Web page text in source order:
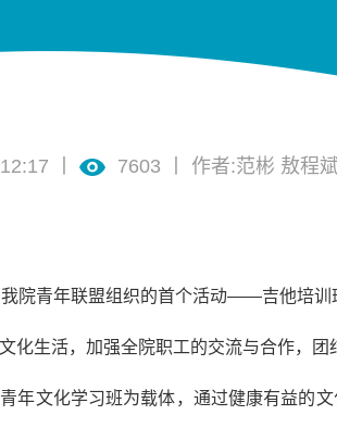
丨 7603 丨 作者:范彬 敖程
院青年联盟组织的首个活动——吉他培训
化生活，加强全院职工的交流与合作，团
年文化学习班为载体，通过健康有益的